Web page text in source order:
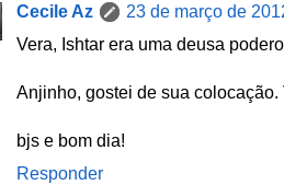
Cecile Az
23 de março de
Vera, Ishtar era uma deusa
Anjinho, gostei de sua colocação.
bjs e bom dia!
Responder